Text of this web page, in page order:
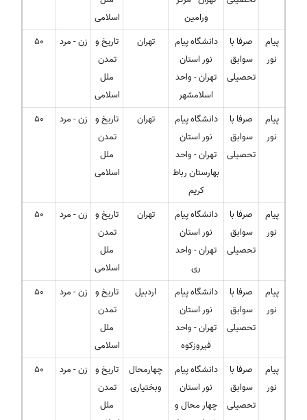
ورامین
اسلامی
پیام
نور
صرفا با
سوابق
تحصیلی
دانشگاه پیام
نور استان
تهران - واحد
اسلامشهر
تهران
تاریخ و
تمدن
ملل
اسلامی
زن - مرد 50
پیام
نور
صرفا با
سوابق
تحصیلی
دانشگاه پیام
نور استان
تهران - واحد
بهارستان رباط
کریم
تهران
تاریخ و
تمدن
ملل
اسلامی
زن - مرد 50
پیام
نور
صرفا با
سوابق
تحصیلی
دانشگاه پیام
نور استان
تهران - واحد
ری
تهران
تاریخ و
تمدن
ملل
اسلامی
زن - مرد 50
پیام
نور
صرفا با
سوابق
تحصیلی
دانشگاه پیام
نور استان
تهران - واحد
فیروزکوه
اردبیل
تاریخ و
تمدن
ملل
اسلامی
زن - مرد 50
پیام
نور
صرفا با
سوابق
تحصیلی
دانشگاه پیام
نور استان
چهار محال و
چهارمحال
وبختیاری
تاریخ و
تمدن
ملل
زن - مرد 50